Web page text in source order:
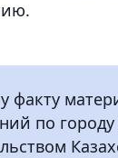
факту
по